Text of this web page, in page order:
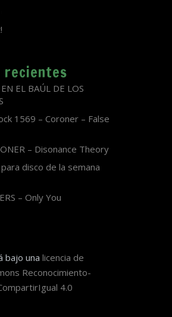
recientes
EL BAÚL DE LOS
1569 – Coroner – False
– Disonance Theory
disco de la semana
– Only You
bajo una licencia de
Reconocimiento-
4.0